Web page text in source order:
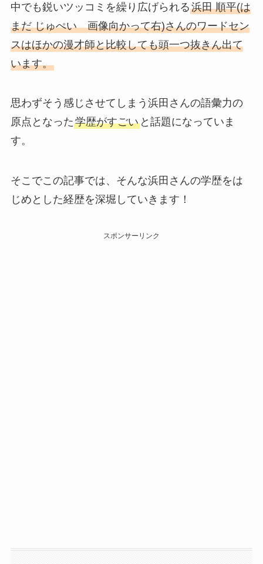
中でも鋭いツッコミを繰り広げられる浜田 順平(は
まだ じゅぺい 画像向かって右)さんのワードセン
スはほかの漫才師と比較しても頭一つ抜きん出て
います。
思わずそう感じさせてしまう浜田さんの語彙力の
原点となった学歴がすごいと話題になっていま
す。
そこでこの記事では、そんな浜田さんの学歴をは
じめとした経歴を深堀していきます！
スポンサーリンク